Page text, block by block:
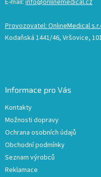
E-mail: info@onlinemedical.cz
Provozovatel: OnlineMedical
Kodaňská 1441/46, Vršovice,
Informace pro Vás
Kontakty
Možnosti dopravy
Ochrana osobních údajů
Obchodní podmínky
Seznam výrobců
Reklamace